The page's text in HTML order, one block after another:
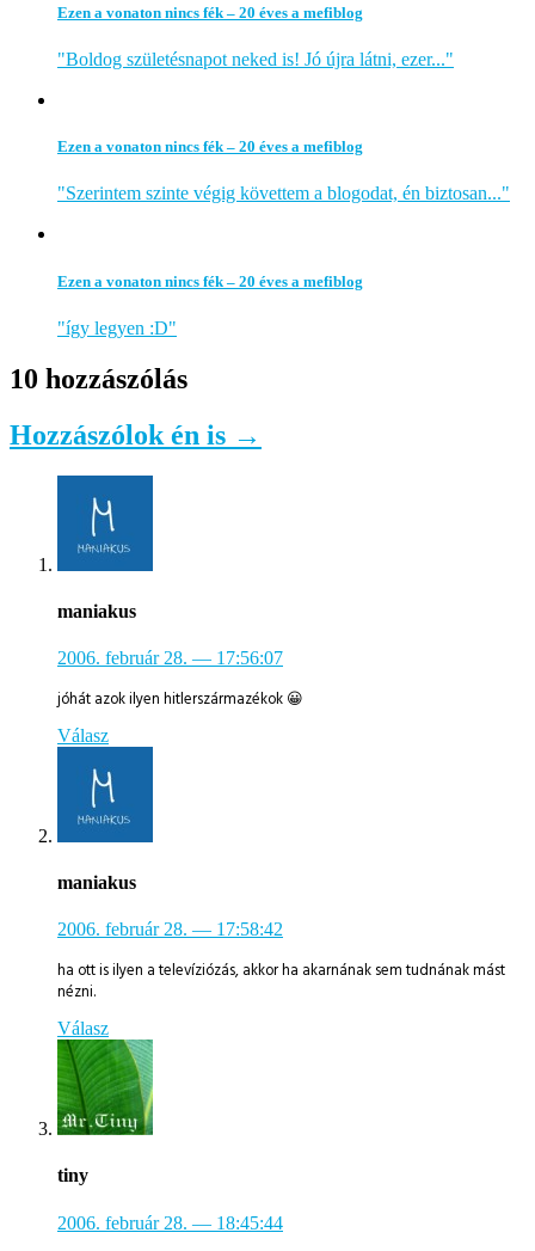
Ezen a vonaton nincs fék – 20 éves a mefiblog
"Boldog születésnapot neked is! Jó újra látni, ezer..."
Ezen a vonaton nincs fék – 20 éves a mefiblog
"Szerintem szinte végig követtem a blogodat, én biztosan..."
Ezen a vonaton nincs fék – 20 éves a mefiblog
"így legyen :D"
10 hozzászólás
Hozzászólok én is →
maniakus
2006. február 28. — 17:56:07
jóhát azok ilyen hitlerszármazékok 😀
Válasz
maniakus
2006. február 28. — 17:58:42
ha ott is ilyen a televíziózás, akkor ha akarnának sem tudnának mást
nézni.
Válasz
tiny
2006. február 28. — 18:45:44